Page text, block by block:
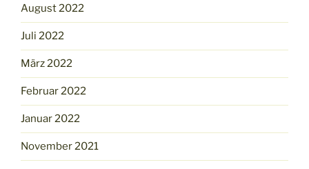
August 2022
Juli 2022
März 2022
Februar 2022
Januar 2022
November 2021